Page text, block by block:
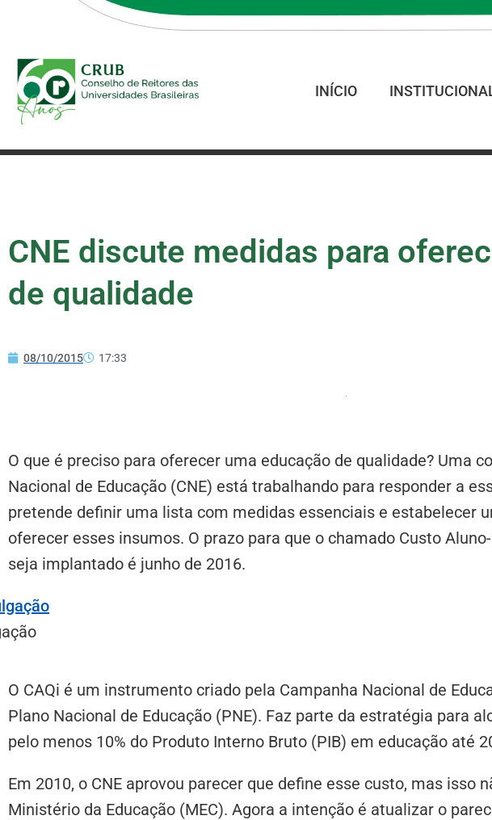
INÍCIO
CNE discute medidas para
de qualidade
08/10/2015 17:33
O que é preciso para oferecer uma educação de qualidade? Uma
Nacional de Educação (CNE) está trabalhando para responder a
pretende definir uma lista com medidas essenciais e estabelecer
oferecer esses insumos. O prazo para que o chamado Custo
seja implantado é junho de 2016.
O CAQi é um instrumento criado pela Campanha Nacional de
Plano Nacional de Educação (PNE). Faz parte da estratégia para
pelo menos 10% do Produto Interno Bruto (PIB) em educação até
Em 2010, o CNE aprovou parecer que define esse custo, mas isso
Ministério da Educação (MEC). Agora a intenção é atualizar o